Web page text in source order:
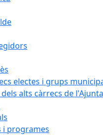
electes i grups
alts càrrecs de
i programes